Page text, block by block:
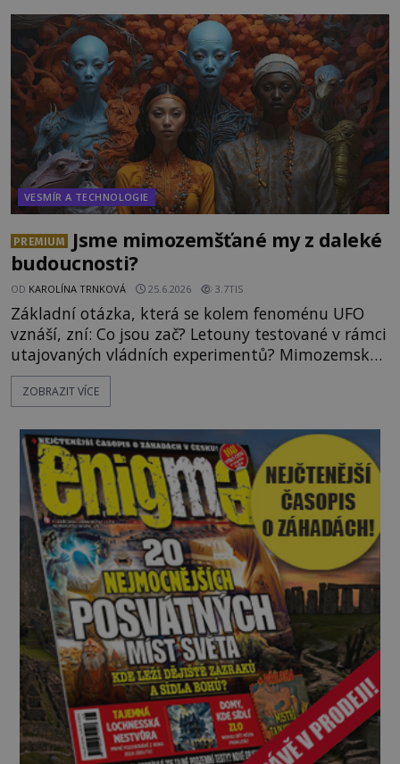
Právě nalezl ostatky dvou mimozemšťanů! Vědci
nad nálezem kroutí hlavou. Už na
VESMÍR A TECHNOLOGIE
PREMIUM
Jsme mimozemšťané my z daleké
budoucnosti?
OD KAROLÍNA TRNKOVÁ 25.6.2026 3.7TIS
Základní otázka, která se kolem fenoménu UFO
vznáší, zní: Co jsou zač? Letouny testované v rámci
utajovaných vládních experimentů? Mimozemské
vesmírné lodě plnící na Zemi nám neznámý úkol?
Skokani mezi dimenzemi, putující po mostech
možnostech již desítky let vzrušeně diskutují
vědci, ufologo
ZOBRAZIT VÍCE